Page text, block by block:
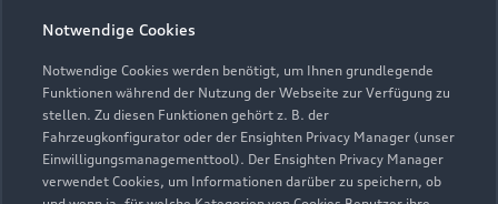
Notwendige Cookies
Notwendige Cookies werden benötigt, um Ihnen grundlegende
Funktionen während der Nutzung der Webseite zur Verfügung zu
stellen. Zu diesen Funktionen gehört z. B. der
Fahrzeugkonfigurator oder der Ensighten Privacy Manager (unser
Einwilligungsmanagementtool). Der Ensighten Privacy Manager
verwendet Cookies, um Informationen darüber zu speichern, ob
Zurück nach oben